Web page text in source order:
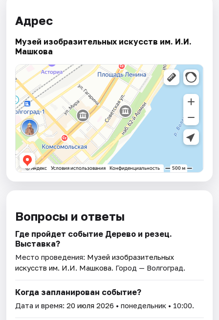
Адрес
Музей изобразительных искусств им. И.И.
Машкова
Вопросы и ответы
Где пройдет событие Дерево и резец.
Выставка?
Место проведения: Музей изобразительных
искусств им. И.И. Машкова. Город — Волгоград.
Когда запланирован событие?
Дата и время:20 июля 2026 • понедельник • 10:00.